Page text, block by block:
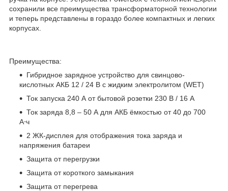
сохранили все преимущества трансформаторной технологии
и теперь представлены в гораздо более компактных и легких
корпусах.
Преимущества:
Гибридное зарядное устройство для свинцово-
кислотных АКБ 12 / 24 В с жидким электролитом (WET)
Ток запуска 240 А от бытовой розетки 230 В / 16 А
Ток заряда 8,8 – 50 А для АКБ ёмкостью от 40 до 700
А⋅ч
2 ЖК-дисплея для отображения тока заряда и
напряжения батареи
Защита от перегрузки
Защита от короткого замыкания
Защита от перегрева